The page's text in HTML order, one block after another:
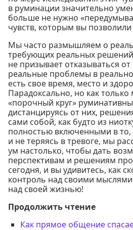
в руминации значительно
больше не нужно
чувств, которым вы
Мы часто размышляем о
требующих реальных
не призывает отказываться
реальные проблемы в
есть свое время, место и
Парадоксально, но как
«порочный круг»
дистанцируясь от них,
сами собой, как будто из
полностью включенными в
и не теряясь в тревоге, мы
ум настолько, чтобы дать
перспективам и решениям
сегодня, и вы удивитесь, как
контроль над своими
над своей жизнью!
Продолжить чтение
Как прямое общение